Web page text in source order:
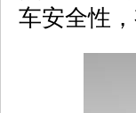
车安全性